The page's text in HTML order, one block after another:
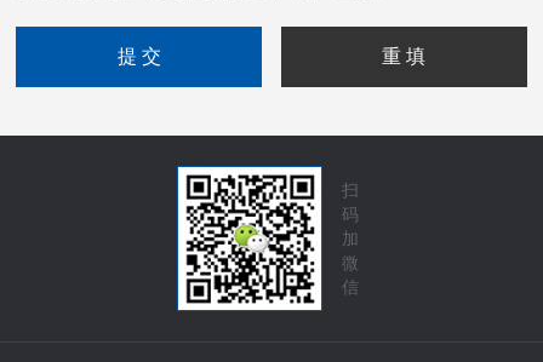
扫
码
加
微
信